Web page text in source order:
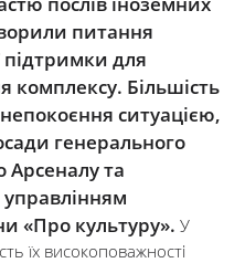
питання
для
комплексу. Більшість
ситуацією,
генерального
та
«Про культуру». У
їх високоповажності